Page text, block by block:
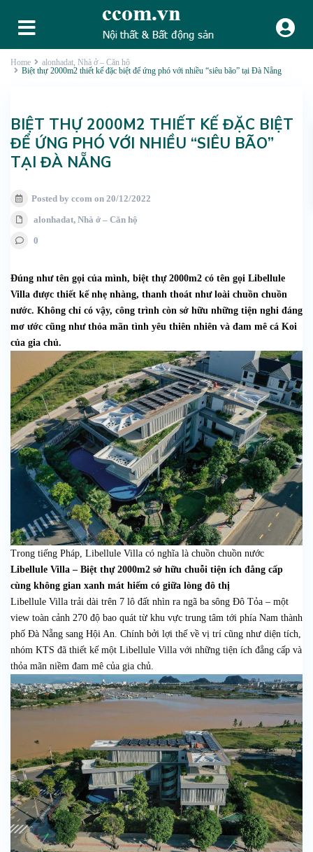
Home alonhadat, Nhà ở – Căn hộ
Biệt thự 2000m2 thiết kế đặc biệt để ứng phó với nhiều “siêu bão” tại Đà Nẵng
BIỆT THỰ 2000M2 THIẾT KẾ ĐẶC BIỆT
ĐỂ ỨNG PHÓ VỚI NHIỀU “SIÊU BÃO”
TẠI ĐÀ NẴNG
Posted by ccom on 20/12/2022
alonhadat, Nhà ở – Căn hộ
0
Đúng như tên gọi của mình, biệt thự 2000m2 có tên gọi Libellule
Villa được thiết kế nhẹ nhàng, thanh thoát như loài chuồn chuồn
nước. Không chỉ có vậy, công trình còn sở hữu những tiện nghi đáng
mơ ước cũng như thỏa mãn tình yêu thiên nhiên và đam mê cá Koi
của gia chủ.
Trong tiếng Pháp, Libellule Villa có nghĩa là chuồn chuồn nước
Libellule Villa – Biệt thự 2000m2 sở hữu chuỗi tiện ích đẳng cấp
cùng không gian xanh mát hiếm có giữa lòng đô thị
Libellule Villa trải dài trên 7 lô đất nhìn ra ngã ba sông Đô Tỏa – một
view toàn cảnh 270 độ bao quát từ khu vực trung tâm tới phía Nam thành
phố Đà Nẵng sang Hội An. Chính bởi lợi thế về vị trí cũng như diện tích,
nhóm KTS đã thiết kế một Libellule Villa với những tiện ích đẳng cấp và
thỏa mãn niềm đam mê của gia chủ.